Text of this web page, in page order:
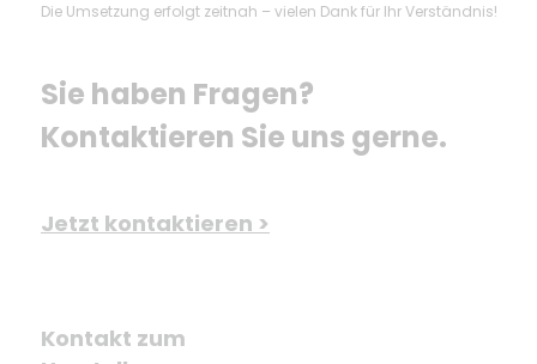
Die Umsetzung erfolgt zeitnah – vielen Dank für Ihr Verständnis!
Sie haben Fragen?
Kontaktieren Sie uns gerne.
Jetzt kontaktieren >
Kontakt zum